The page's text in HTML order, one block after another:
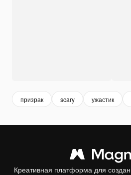
призрак scary ужастик
Креативная платформа для